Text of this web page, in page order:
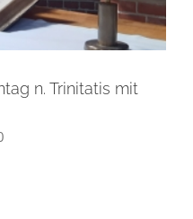
n. Trinitatis mit